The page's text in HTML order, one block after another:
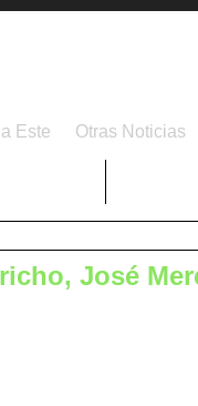
Este Otras Noticias
José